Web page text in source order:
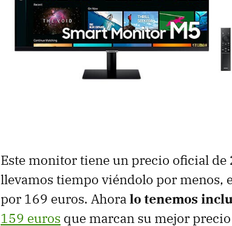
Este monitor tiene un precio oficial de
llevamos tiempo viéndolo por menos,
por 169 euros. Ahoralo tenemos
159 euros que marcan su mejor